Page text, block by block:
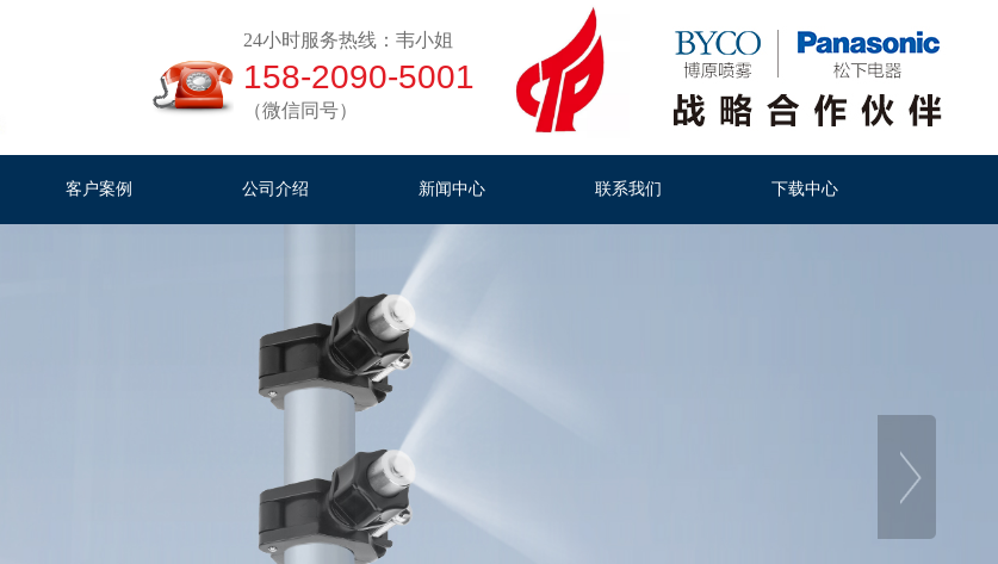
24小时服务热线：韦小姐
158-2090-5001
（微信同号）
客户案例 公司介绍 新闻中心 联系我们 下载中心